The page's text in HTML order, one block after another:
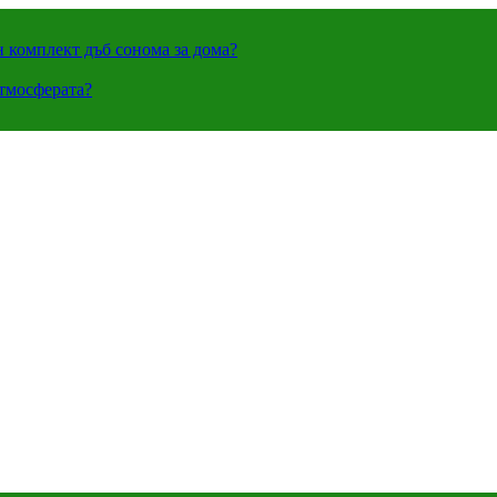
дъб сонома за дома?